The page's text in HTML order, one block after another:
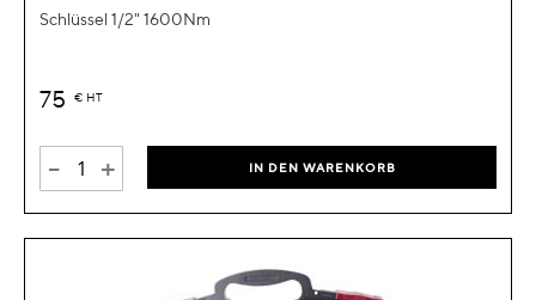
Schlüssel 1/2" 1600Nm
75 € HT
- + IN DEN WARENKORB